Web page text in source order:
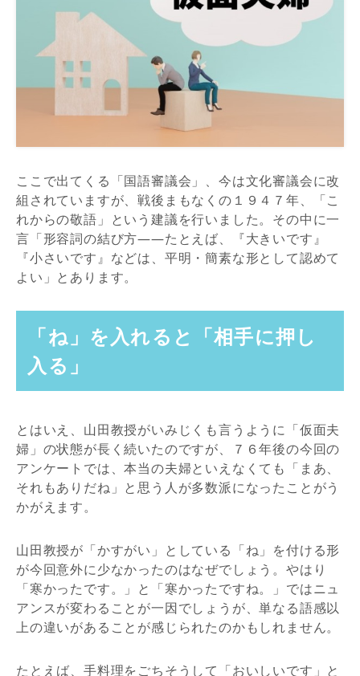
ここで出てくる「国語審議会」、今は文化審議会に改
組されていますが、戦後まもなくの１９４７年、「こ
れからの敬語」という建議を行いました。その中に一
言「形容詞の結び方――たとえば、『大きいです』
『小さいです』などは、平明・簡素な形として認めて
よい」とあります。
「ね」を入れると「相手に押し
入る」
とはいえ、山田教授がいみじくも言うように「仮面夫
婦」の状態が長く続いたのですが、７６年後の今回の
アンケートでは、本当の夫婦といえなくても「まあ、
それもありだね」と思う人が多数派になったことがう
かがえます。
山田教授が「かすがい」としている「ね」を付ける形
が今回意外に少なかったのはなぜでしょう。やはり
「寒かったです。」と「寒かったですね。」ではニュ
アンスが変わることが一因でしょうが、単なる語感以
上の違いがあることが感じられたのかもしれません。
たとえば、手料理をごちそうして「おいしいです」と